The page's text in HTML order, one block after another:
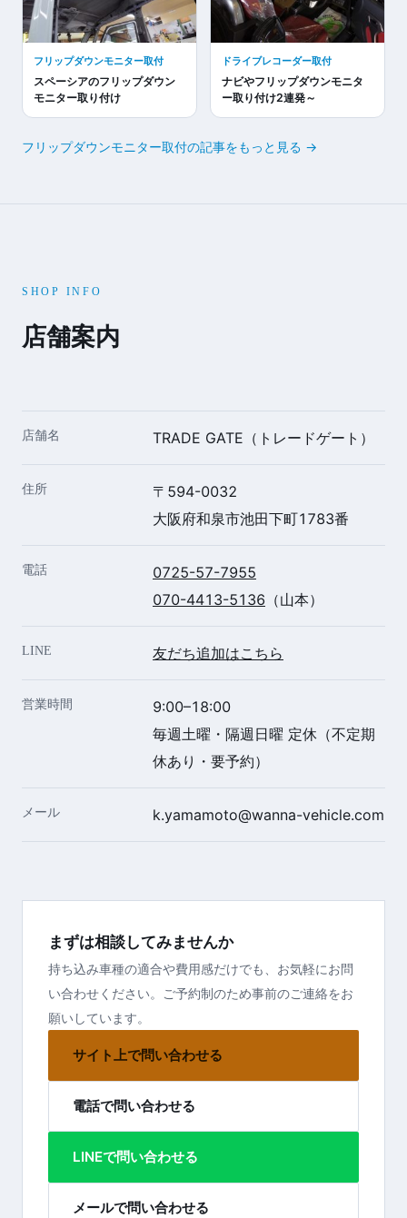
フリップダウンモニター取付
スペーシアのフリップダウン
モニター取り付け
ドライブレコーダー取付
ナビやフリップダウンモニタ
ー取り付け2連発～
フリップダウンモニター取付の記事をもっと見る →
SHOP INFO
店舗案内
店舗名 TRADE GATE（トレードゲート）
住所
〒594-0032
大阪府和泉市池田下町1783番
電話
0725-57-7955
070-4413-5136 （山本）
LINE 友だち追加はこちら
営業時間
9:00–18:00
毎週土曜・隔週日曜 定休（不定期
休あり・要予約）
メール k.yamamoto@wanna-vehicle.com
まずは相談してみませんか
持ち込み車種の適合や費用感だけでも、お気軽にお問
い合わせください。ご予約制のため事前のご連絡をお
願いしています。
サイト上で問い合わせる
電話で問い合わせる
LINEで問い合わせる
メールで問い合わせる